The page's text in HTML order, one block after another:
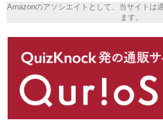
Amazonのアソシエイトとして、当サイトは
ます。